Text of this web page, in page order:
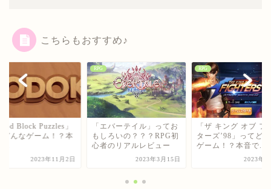
こちらもおすすめ♪
Block Puzzles」
どんなゲーム！？本
2023年11月2日
RPG
「エバーテイル」ってお
もしろいの？？？RPG初
心者のリアルレビュー
2023年3月15日
RPG
「ザ キング オブ フ
ターズ’98」ってど
ゲーム！？本音で...
2023年4